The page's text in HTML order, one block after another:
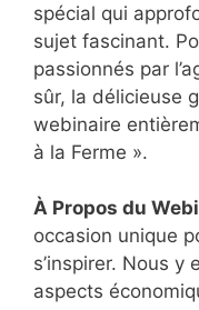
spécial qui
sujet fascinant.
passionnés par
sûr, la délicieuse
webinaire
à la Ferme ».
À Propos du
occasion unique
s’inspirer. Nous y
aspects